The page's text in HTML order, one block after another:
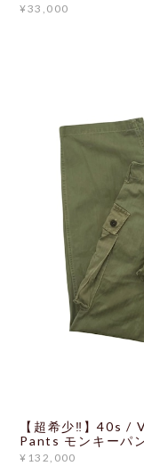
¥33,000
【超希少‼】40s
Pants モンキーパ
¥132,000